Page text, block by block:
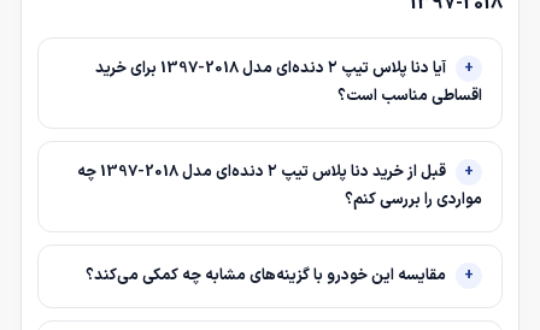
آیا دنا پلاس تیپ ۲ دنده‌ای مدل 2018-1397 برای خرید
اقساطی مناسب است؟
قبل از خرید دنا پلاس تیپ ۲ دنده‌ای مدل 2018-1397 چه
مواردی را بررسی کنم؟
مقایسه این خودرو با گزینه‌های مشابه چه کمکی می‌کند؟